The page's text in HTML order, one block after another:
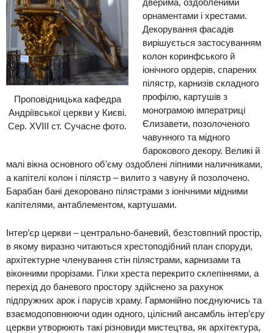
Проповідницька кафедра
Андріївської церкви у Києві.
Сер. XVIII ст. Сучасне фото.
орнаментами і хрестами.
Декорування фасадів
вирішується застосуванням
колон коринфського й
іонічного ордерів, спарених
пілястр, карнизів складного
профілю, картушів з
монограмою імператриці
Єлизавети, позолоченого
чавунного та мідного
барокового декору. Великі й
малі вікна основного об’єму оздоблені ліпними наличниками,
а капітелі колон і пілястр – вилито з чавуну й позолочено.
Барабан бані декоровано пілястрами з іонічними мідними
капітелями, антаблементом, картушами.
Інтер’єр церкви – центрально-баневий, безстовпний простір,
в якому виразно читаються хрестоподібний план споруди,
архітектурне членування стін пілястрами, карнизами та
віконними прорізами. Гілки хреста перекрито склепіннями, а
перехід до баневого простору здійснено за рахунок
підпружних арок і парусів храму. Гармонійно поєднуючись та
взаємодоповнюючи один одного, цілісний ансамбль інтер’єру
церкви утворюють такі різновиди мистецтва, як архітектура,